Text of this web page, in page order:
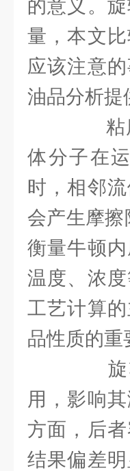
的意义。
量，本文
应该注意
油品分析提
粘度
体分子在
时，相邻
会产生摩
衡量牛顿
温度、浓
工艺计算
品性质的重
旋转
用，影响
方面，后
结果偏差